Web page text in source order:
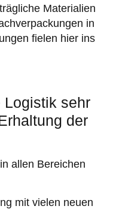
Materialien
in
fielen hier ins
Logistik sehr
der
allen Bereichen
mit vielen neuen